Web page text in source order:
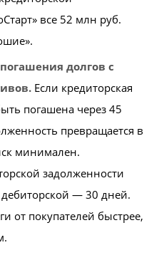
все 52 млн руб.
долгов с
Если кредиторская
погашена через 45
превращается в
минимален.
задолженности
— 30 дней.
от покупателей быстрее,